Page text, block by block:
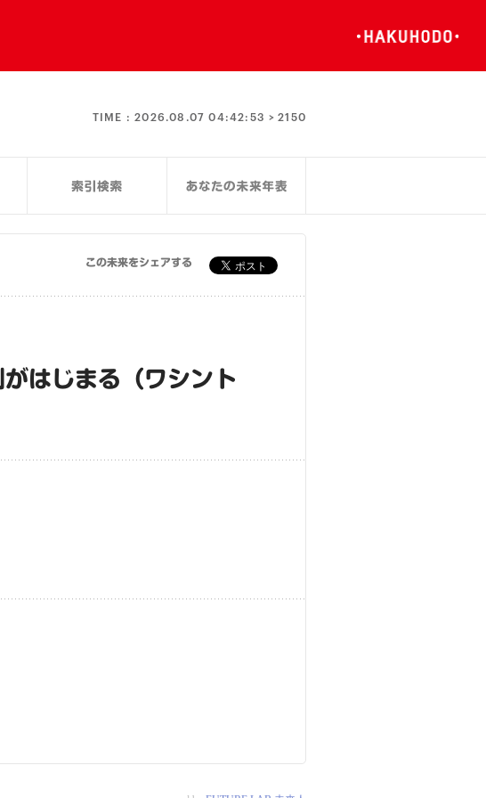
TIME :2026.08.07 04:42:53 > 2150
この未来をシェアする
はじまる（ワシント